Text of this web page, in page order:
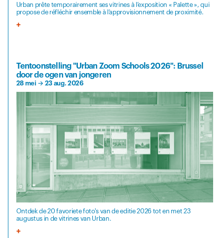
Urban prête temporairement ses vitrines à l’exposition « Palette », qui
propose de réfléchir ensemble à l’approvisionnement de proximité.
Tentoonstelling "Urban Zoom Schools 2026": Brussel
door de ogen van jongeren
28 mei → 23 aug. 2026
Ontdek de 20 favoriete foto's van de editie 2026 tot en met 23
augustus in de vitrines van Urban.